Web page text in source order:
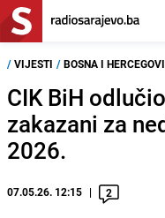
/ VIJESTI / BOSNA I
CIK BiH
zakazani za
2026.
07.05.26. 12:15 2